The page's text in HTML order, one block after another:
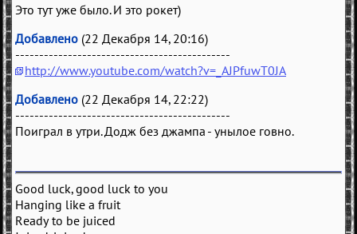
Это тут уже было. И это рокет)
Добавлено (22 Декабря 14, 20:16)
---------------------------------------------
http://www.youtube.com/watch?v=_AJPfuwT0JA
Добавлено (22 Декабря 14, 22:22)
---------------------------------------------
Поиграл в утри. Додж без джампа - унылое говно.
Good luck, good luck to you
Hanging like a fruit
Ready to be juiced